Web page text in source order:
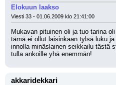
Elokuun laakso
Viesti 33 - 01.06.2009 klo 21:41:00
Mukavan pituinen oli ja tuo tarina
tämä ei ollut laisinkaan tylsä luku
innolla minäslainen seikkailu tästä
tulla ankoille yhä enemmän!
akkaridekkari